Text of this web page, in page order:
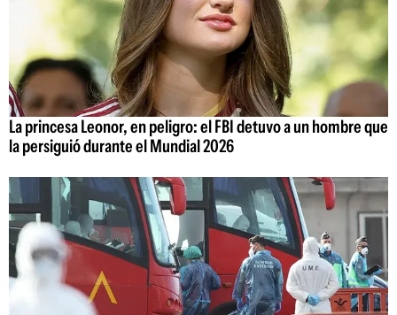
La princesa Leonor, en peligro: el FBI detuvo a un hombre que
la persiguió durante el Mundial 2026